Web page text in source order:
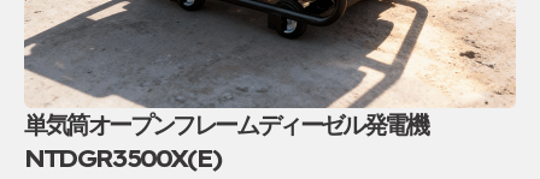
単気筒オープンフレームディーゼル発電機
NTDGR3500X(E)